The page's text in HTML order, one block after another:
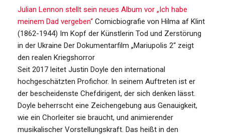
Julian Lennon stellt sein neues Album vor „Ich habe
meinem Dad vergeben“ Comicbiografie von Hilma af Klint
(1862-1944) Im Kopf der Künstlerin Tod und Zerstörung
in der Ukraine Der Dokumentarfilm „Mariupolis 2“ zeigt
den realen Kriegshorror
Seit 2017 leitet Justin Doyle den international
hochgeschätzten Profichor. In seinem Auftreten ist er
der bescheidenste Chefdirigent, der sich denken lässt.
Doyle beherrscht eine Zeichengebung aus Genauigkeit,
wie ein Chorleiter sie braucht, und animierender
musikalischer Vorstellungskraft. Das heißt in den